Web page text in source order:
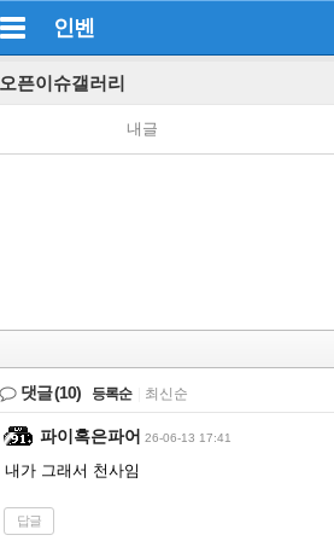
인벤
오픈이슈갤러리
내글
댓글(10) 등록순 최신순
파이혹은파어 26-06-13 17:41
내가 그래서 천사임
답글